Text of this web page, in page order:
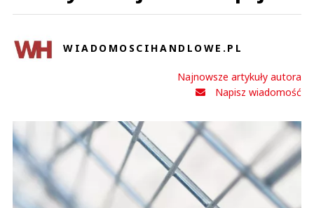
WIADOMOSCIHANDLOWE.PL
Najnowsze artykuły autora
Napisz wiadomość